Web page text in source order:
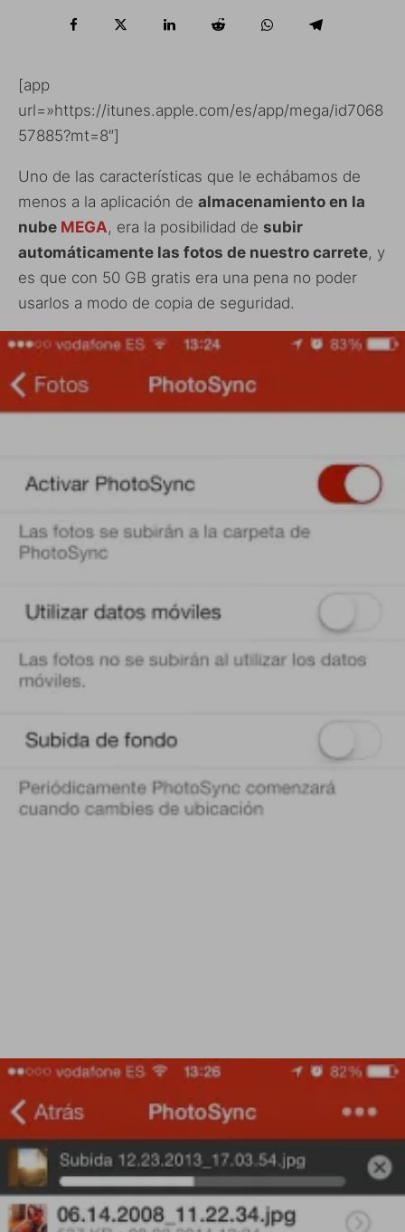
[app
url=»https://itunes.apple.com/es/app/mega/id7068
57885?mt=8″]
Uno de las características que le echábamos de
menos a la aplicación de almacenamiento en la
nube MEGA, era la posibilidad de subir
automáticamente las fotos de nuestro carrete, y
es que con 50 GB gratis era una pena no poder
usarlos a modo de copia de seguridad.